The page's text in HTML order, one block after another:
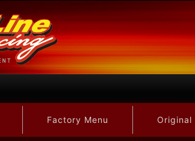
Factory Menu Original